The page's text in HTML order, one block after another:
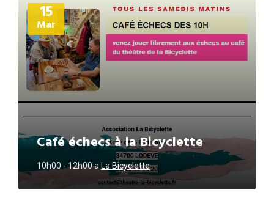
15
Mar
Café échecs à la Bicyclette
10h00 - 12h00aLa Bicyclette
d'informations